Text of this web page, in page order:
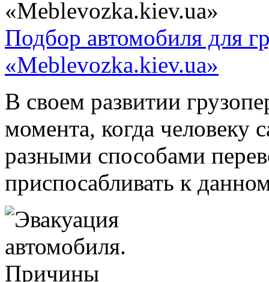
Подбор автомобиля для
«Meblevozka.kiev.ua»
В своем развитии
момента, когда человеку
разными способами
приспосабливать к